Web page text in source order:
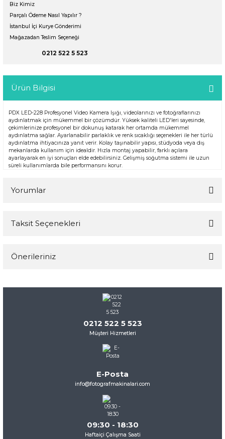
Biz Kimiz
Parçalı Ödeme Nasıl Yapılır ?
İstanbul İçi Kurye Gönderimi
Mağazadan Teslim Seçeneği
0212 522 5 523
Ürün Bilgisi
PDX LED-228 Profesyonel Video Kamera Işığı, videolarınızı ve fotoğraflarınızı
aydınlatmak için mükemmel bir çözümdür. Yüksek kaliteli LED'leri sayesinde,
çekimlerinize profesyonel bir dokunuş katarak her ortamda mükemmel
aydınlatma sağlar. Ayarlanabilir parlaklık ve renk sıcaklığı seçenekleri ile her türlü
aydınlatma ihtiyacınıza yanıt verir. Kolay taşınabilir yapısı, stüdyoda veya dış
mekanlarda kullanım için idealdir. Hızla montaj yapabilir, farklı açılara
ayarlayarak en iyi sonuçları elde edebilirsiniz. Gelişmiş soğutma sistemi ile uzun
süreli kullanımlarda bile performansını korur.
Yorumlar
Taksit Seçenekleri
Önerileriniz
konularda yetersiz gördüğünüz noktaları öneri formunu
kullanarak tarafımıza iletebilirsiniz.
Görüş ve önerileriniz için teşekkür ederiz.
Ürün resmi kalitesiz, bozuk veya görüntülenemiyor.
Ürün açıklamasında eksik bilgiler bulunuyor.
Ürün fiyatı diğer sitelerden daha pahalı.
0212 522 5 523
Müşteri Hizmetleri
E-Posta
info@fotografmakinalari.com
09:30 - 18:30
Haftaiçi Çalışma Saati